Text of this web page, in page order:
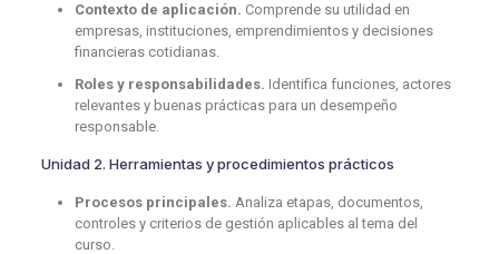
Contexto de aplicación. Comprende su utilidad en
empresas, instituciones, emprendimientos y decisiones
financieras cotidianas.
Roles y responsabilidades. Identifica funciones, actores
relevantes y buenas prácticas para un desempeño
responsable.
Unidad 2. Herramientas y procedimientos prácticos
Procesos principales. Analiza etapas, documentos,
controles y criterios de gestión aplicables al tema del
curso.